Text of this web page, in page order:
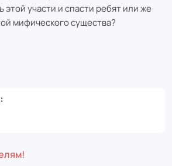
этой участи и спасти ребят или же
мифического существа?